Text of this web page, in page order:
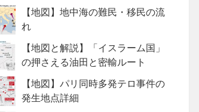
【地図】地中海の難民・移民の流
れ
【地図と解説】「イスラーム国」
の押さえる油田と密輸ルート
【地図】パリ同時多発テロ事件の
発生地点詳細